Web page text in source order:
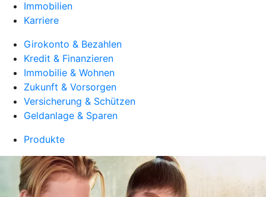
Immobilien
Karriere
Girokonto & Bezahlen
Kredit & Finanzieren
Immobilie & Wohnen
Zukunft & Vorsorgen
Versicherung & Schützen
Geldanlage & Sparen
Produkte